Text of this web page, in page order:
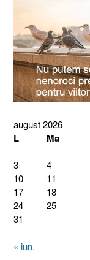
august 2026
L Ma
3
4
10
11
17
18
24
25
31
« iun.